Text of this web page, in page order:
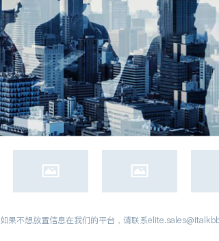
如果不想放置信息在我们的平台，请联系